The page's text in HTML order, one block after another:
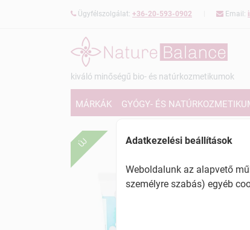
Ügyfélszolgálat: +36-20-593-0902 Email:
kiváló minőségű bio- és natúrkozmetikumok
MÁRKÁK GYÓGY- ÉS
ÚJ Adatkezelési beállítások
Weboldalunk az alapvető
személyre szabás) egyéb